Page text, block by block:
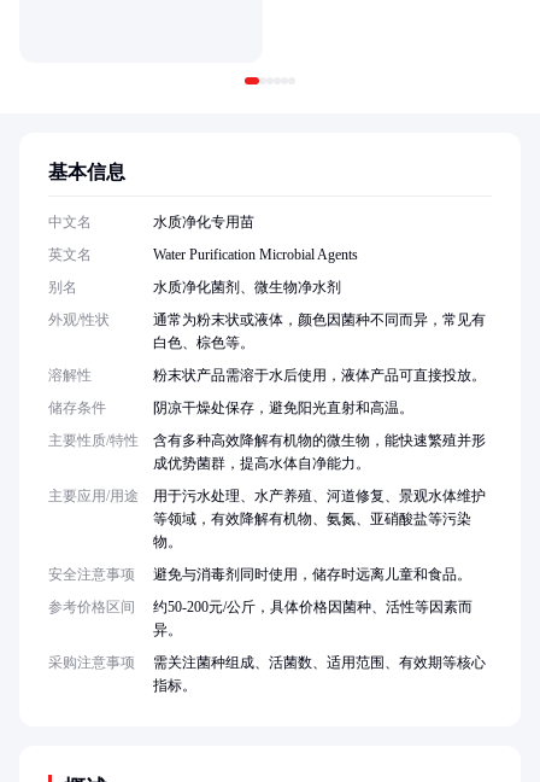
基本信息
中文名
水质净化专用苗
英文名
Water Purification Microbial Agents
别名
水质净化菌剂、微生物净水剂
外观/性状
通常为粉末状或液体，颜色因菌种不同而异，常见有
白色、棕色等。
溶解性
粉末状产品需溶于水后使用，液体产品可直接投放。
储存条件
阴凉干燥处保存，避免阳光直射和高温。
主要性质/特性
含有多种高效降解有机物的微生物，能快速繁殖并形
成优势菌群，提高水体自净能力。
主要应用/用途
用于污水处理、水产养殖、河道修复、景观水体维护
等领域，有效降解有机物、氨氮、亚硝酸盐等污染
物。
安全注意事项
避免与消毒剂同时使用，储存时远离儿童和食品。
参考价格区间
约50-200元/公斤，具体价格因菌种、活性等因素而
异。
采购注意事项
需关注菌种组成、活菌数、适用范围、有效期等核心
指标。